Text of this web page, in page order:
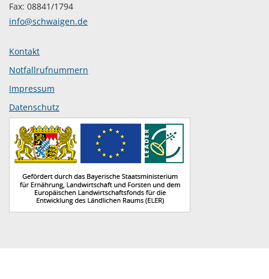
Fax: 08841/1794
info@schwaigen.de
Kontakt
Notfallrufnummern
Impressum
Datenschutz